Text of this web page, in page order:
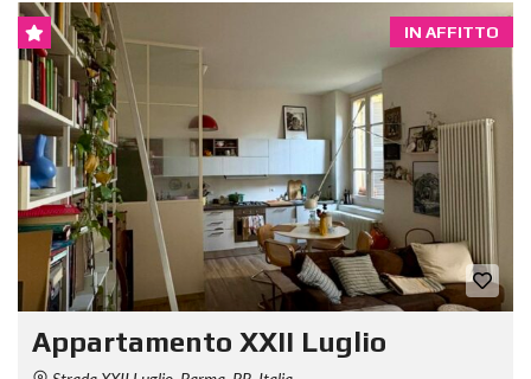
IN AFFITTO
Appartamento XXII Luglio